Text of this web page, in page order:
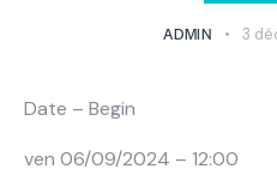
ADMIN 3
Date – Begin
ven 06/09/2024 – 12:00